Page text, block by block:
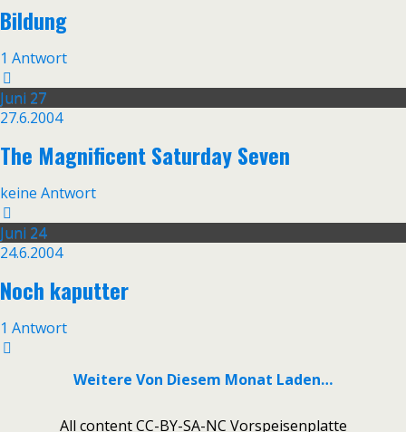
Bildung
1 Antwort
Juni 27
27.6.2004
The Magnificent Saturday Seven
keine Antwort
Juni 24
24.6.2004
Noch kaputter
1 Antwort
Weitere Von Diesem Monat Laden…
All content CC-BY-SA-NC Vorspeisenplatte